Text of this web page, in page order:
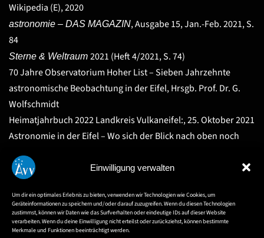
Einwilligung verwalten
Um dir ein optimales Erlebnis zu bieten, verwenden wir Technologien wie Cookies, um
Geräteinformationen zu speichern und/oder darauf zuzugreifen. Wenn du diesen Technologien
zustimmst, können wir Daten wie das Surfverhalten oder eindeutige IDs auf dieser Website
verarbeiten. Wenn du deine Einwilligung nicht erteilst oder zurückziehst, können bestimmte
Merkmale und Funktionen beeinträchtigt werden.
Wikipedia (E), 2020
astronomie – DAS MAGAZIN, Ausgabe 15, Jan.-Feb. 2021, S.
84
Sterne & Weltraum 2021 (Heft 4/2021, S. 74)
70 Jahre Observatorium Hoher List – Sieben Jahrzehnte
astronomische Beobachtung in der Eifel, Hrsgb. Prof. Dr. G.
Wolfschmidt
Heimatjahrbuch 2022 Landkreis Vulkaneifel:, 25. Oktober 2021
Astronomie in der Eifel – Wo sich der Blick nach oben noch
MENU PARENT ITEM
Heimat hautnah - Vulkan-Eifel, Nr. 4 / Oktober - Dezember 2016
Trierischer Volksfreund, 1. März 2020
LINK